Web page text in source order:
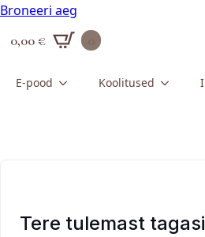
Broneeri aeg
0,00€
E-pood Koolitused
Tere tulemast